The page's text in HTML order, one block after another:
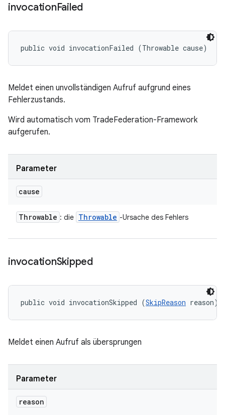
invocationFailed
public void invocationFailed (Throwable cause)
Meldet einen unvollständigen Aufruf aufgrund eines
Fehlerzustands.
Wird automatisch vom TradeFederation-Framework
aufgerufen.
Parameter
cause
Throwable : die Throwable -Ursache des Fehlers
invocationSkipped
public void invocationSkipped (SkipReason reason)
Meldet einen Aufruf als übersprungen
Parameter
reason